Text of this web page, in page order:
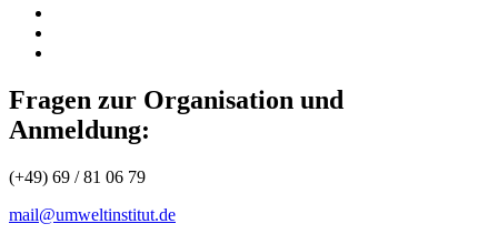
Fragen zur Organisation und
Anmeldung:
(+49) 69 / 81 06 79
mail@umweltinstitut.de